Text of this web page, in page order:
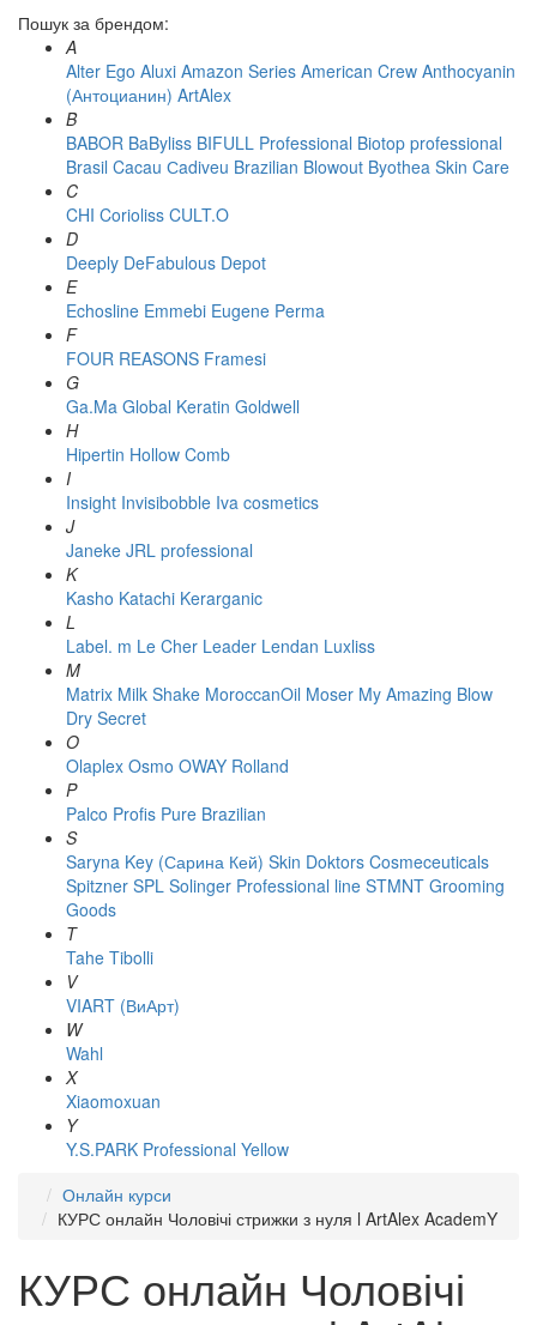
Пошук за брендом:
A
Alter Ego Aluxi Amazon Series American Crew Anthocyanin
(Антоцианин) ArtAlex
B
BABOR BaByliss BIFULL Professional Biotop professional
Brasil Cacau Сadiveu Brazilian Blowout Byothea Skin Care
C
CHI Corioliss CULT.O
D
Deeply DeFabulous Depot
E
Echosline Emmebi Eugene Perma
F
FOUR REASONS Framesi
G
Ga.Ma Global Keratin Goldwell
H
Hipertin Hollow Comb
I
Insight Invisibobble Iva cosmetics
J
Janeke JRL professional
K
Kasho Katachi Kerarganic
L
Label. m Le Cher Leader Lendan Luxliss
M
Matrix Milk Shake MoroccanOil Moser My Amazing Blow
Dry Secret
O
Olaplex Osmo OWAY Rolland
P
Palco Profis Pure Brazilian
S
Saryna Key (Сарина Кей) Skin Doktors Cosmeceuticals
Spitzner SPL Solinger Professional line STMNT Grooming
Goods
T
Tahe Tibolli
V
VIART (ВиАрт)
W
Wahl
X
Xiaomoxuan
Y
Y.S.PARK Professional Yellow
Онлайн курси
КУРС онлайн Чоловічі стрижки з нуля l ArtAlex AcademY
КУРС онлайн Чоловічі